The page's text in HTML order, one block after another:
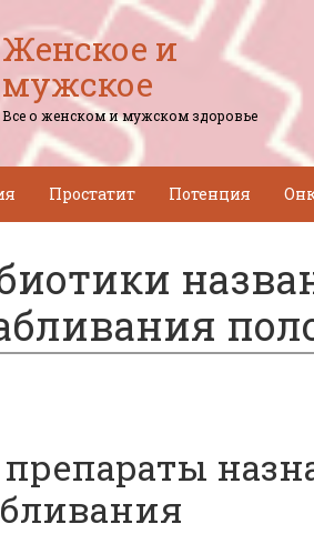
Женское и
мужское
Все о женском и мужском здоровье
Простатит Потенция